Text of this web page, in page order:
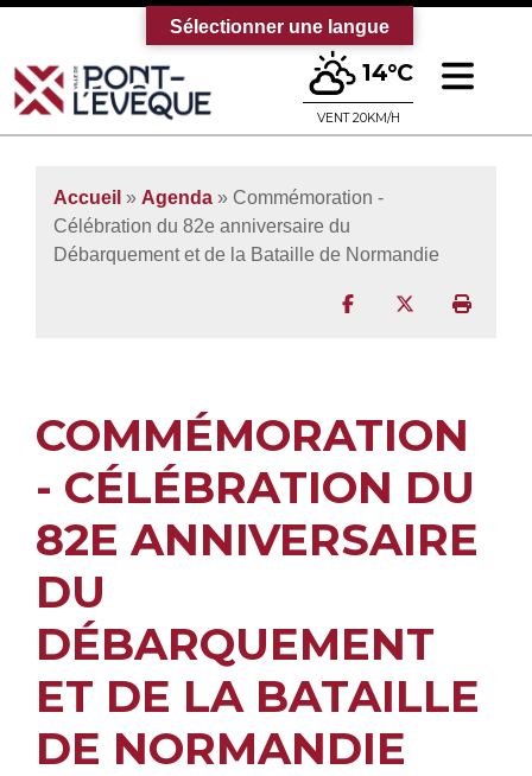
Bienvenue sur le site officiel de la
14°C
VENT 20KM/H
Accueil » Agenda » Commémoration -
Célébration du 82e anniversaire du
Débarquement et de la Bataille de Normandie
Partager surPartager sur
COMMÉMORATION
- CÉLÉBRATION DU
82E ANNIVERSAIRE
DU
DÉBARQUEMENT
ET DE LA BATAILLE
DE NORMANDIE
Sélectionner une langue